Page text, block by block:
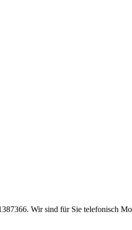
Wir sind für Sie telefonisch